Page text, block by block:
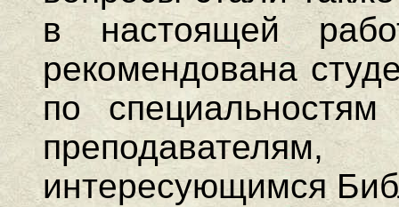
в настоящей
рекомендована
по
интересующимся